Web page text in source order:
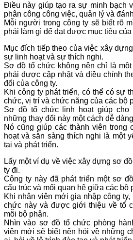
Điều này giúp tạo ra sự minh bạch
phân công công việc, quản lý và
Mỗi người trong công ty sẽ biết rõ
phải làm gì để đạt được mục tiêu của
Mục đích tiếp theo của việc xây
sự linh hoạt và sự thích nghi.
Sơ đồ tổ chức không nên chỉ là
phải được cập nhật và điều chỉnh
đổi của công ty.
Khi công ty phát triển, có thể có sự
chức, vị trí và chức năng của các bộ
Sơ đồ tổ chức linh hoạt giúp cho
những thay đổi này một cách dễ
Nó cũng giúp các thành viên trong
hoạt và sẵn sàng thích nghi là một
tại và phát triển.
Lấy một ví dụ về việc xây dựng sơ
ty đi.
Công ty này đã phát triển một sơ
cấu trúc và mối quan hệ giữa các bộ
Khi nhân viên mới gia nhập công
chức này và được giới thiệu về tổ
mỗi bộ phận.
Nhìn vào sơ đồ tổ chức phòng
viên mới sẽ biết nên hỏi về những